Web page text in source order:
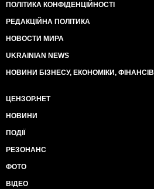
ПОЛІТИКА КОНФІДЕНЦІЙНОСТІ
РЕДАКЦІЙНА ПОЛІТИКА
НОВОСТИ МИРА
UKRAINIAN NEWS
НОВИНИ БІЗНЕСУ, ЕКОНОМІКИ, ФІНАНСІВ
ЦЕНЗОР.НЕТ
НОВИНИ
ПОДІЇ
РЕЗОНАНС
ФОТО
ВІДЕО